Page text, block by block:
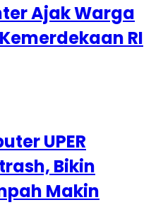
Ajak Warga
RI
UPER
Bikin
Makin